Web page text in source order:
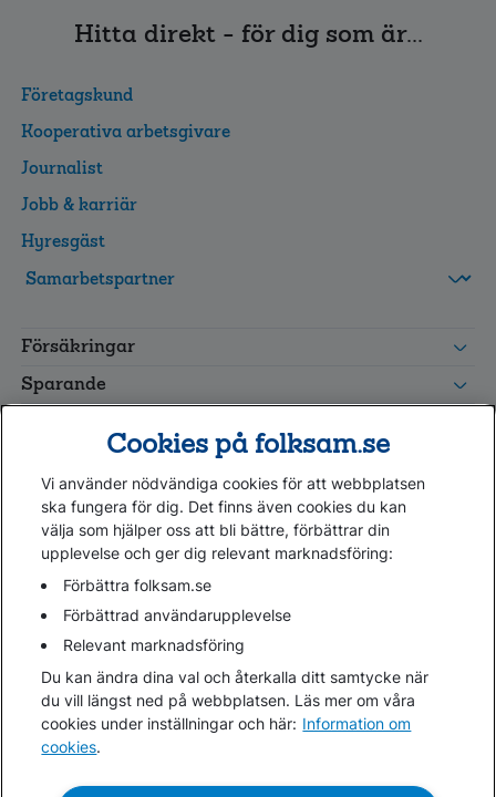
Hitta direkt - för dig som är...
Företagskund
Kooperativa arbetsgivare
Journalist
Jobb & karriär
Hyresgäst
grupp
Leverantörswebb
Försäkringar
Sparande
Kundservice
Hjälp
Webbkarta
Cookies
Hantera cookies
Personuppgifter GDPR
Tillgänglighetsredogörelse
Om penningtvättslagen
Lättläst
Cookies på folksam.se
Vi använder nödvändiga cookies för att webbplatsen
ska fungera för dig. Det finns även cookies du kan
välja som hjälper oss att bli bättre, förbättrar din
upplevelse och ger dig relevant marknadsföring:
Förbättra folksam.se
Förbättrad användarupplevelse
Relevant marknadsföring
Du kan ändra dina val och återkalla ditt samtycke när
du vill längst ned på webbplatsen. Läs mer om våra
cookies under inställningar och här: Information om
cookies.